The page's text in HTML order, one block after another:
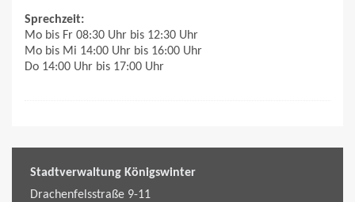
Sprechzeit:
Mo bis Fr 08:30 Uhr bis 12:30 Uhr
Mo bis Mi 14:00 Uhr bis 16:00 Uhr
Do 14:00 Uhr bis 17:00 Uhr
Stadtverwaltung Königswinter
Drachenfelsstraße 9-11